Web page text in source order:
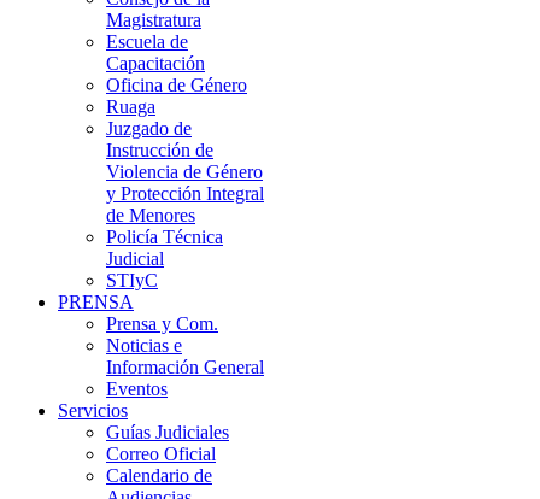
Magistratura
Escuela de
Capacitación
Oficina de Género
Ruaga
Juzgado de
Instrucción de
Violencia de Género
y Protección Integral
de Menores
Policía Técnica
Judicial
STIyC
PRENSA
Prensa y Com.
Noticias e
Información General
Eventos
Servicios
Guías Judiciales
Correo Oficial
Calendario de